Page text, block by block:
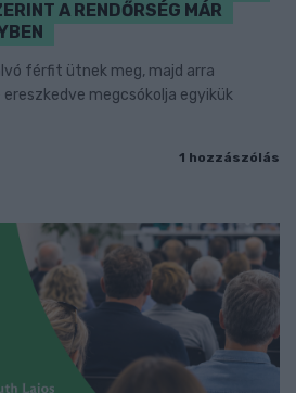
A RENDŐRSÉG MÁR
férfit ütnek meg, majd arra
megcsókolja egyikük
1 hozzászólás